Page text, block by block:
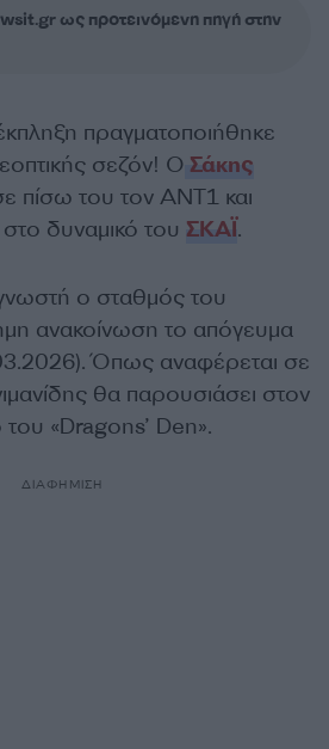
ως προτεινόμενη πηγή στην
πραγματοποιήθηκε
σεζόν! Ο Σάκης
πίσω του τον ΑΝΤ1 και
δυναμικό του ΣΚΑΪ.
ο σταθμός του
ανακοίνωση το απόγευμα
Όπως αναφέρεται σε
θα παρουσιάσει στον
«Dragons’ Den».
ΔΙΑΦΗΜΙΣΗ